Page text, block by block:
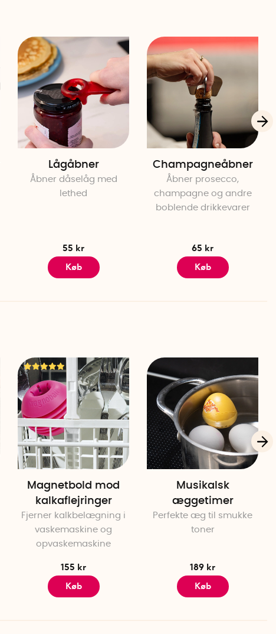
Lågåbner
Åbner dåselåg med
lethed
55 kr
Køb
Champagneåbner
Åbner prosecco,
champagne og andre
boblende drikkevarer
65 kr
Køb
Magnetbold mod
kalkaflejringer
Fjerner kalkbelægning i
vaskemaskine og
opvaskemaskine
155 kr
Køb
Musikalsk
æggetimer
Perfekte æg til smukke
toner
189 kr
Køb